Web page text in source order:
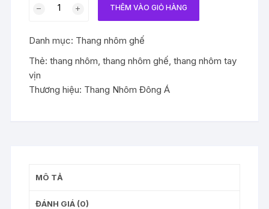
tay
vịn
5
bậc
lượng
THÊM VÀO GIỎ HÀNG
Danh mục: Thang nhôm ghế
Thẻ:thang nhôm ,thang nhôm ghế ,thang nhôm tay
vịn
Thương hiệu: Thang Nhôm Đông Á
MÔ TẢ
ĐÁNH GIÁ (0)